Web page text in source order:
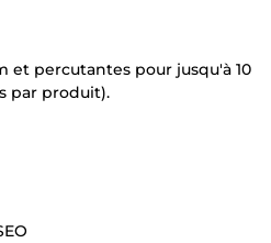
et percutantes pour jusqu'à 10
par produit).